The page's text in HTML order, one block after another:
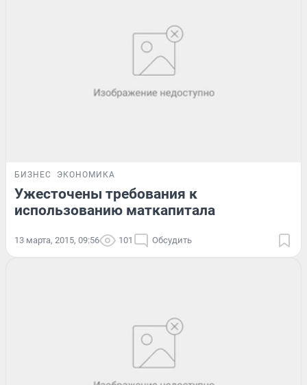
БИЗНЕС ЭКОНОМИКА
Ужесточены требования к
использованию маткапитала
13 марта, 2015, 09:56 101 Обсудить